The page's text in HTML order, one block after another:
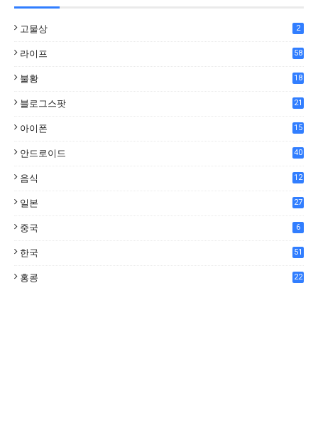
고물상 2
라이프 58
불황
18
블로그스팟 21
아이폰 15
안드로이드 40
음식
12
일본 27
중국 6
한국 51
홍콩 22